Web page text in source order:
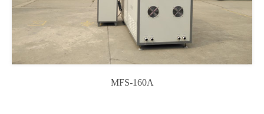
MFS-160A